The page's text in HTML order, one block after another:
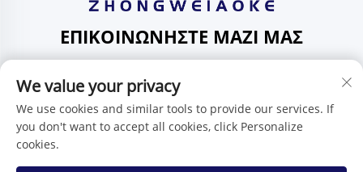
ΕΠΙΚΟΙΝΩΝΉΣΤΕ ΜΑΖΊ ΜΑΣ
Pingdi Subdistrict shenzhen guangdong Κίνα
Τηλ.:+86-15986647296
E-mail: [email protected]
We value your privacy
We use cookies and similar tools to provide our services. If
you don't want to accept all cookies, click Personalize
cookies.